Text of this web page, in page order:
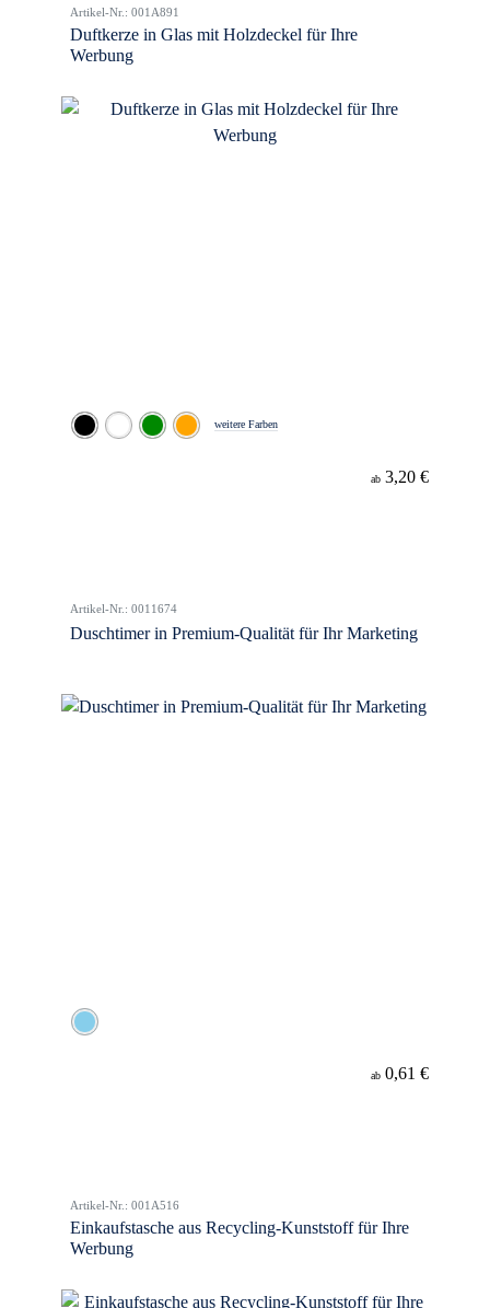
Artikel-Nr.: 001A891
Duftkerze in Glas mit Holzdeckel für Ihre
Werbung
weitere Farben
ab 3,20 €
Artikel-Nr.: 0011674
Duschtimer in Premium-Qualität für Ihr Marketing
ab 0,61 €
Artikel-Nr.: 001A516
Einkaufstasche aus Recycling-Kunststoff für Ihre
Werbung